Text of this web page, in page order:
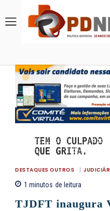
DESTAQUES OUTROS
1 minutos de leitura
TJDFT inaugura